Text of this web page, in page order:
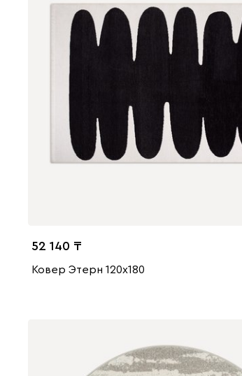
52 140
Ковер Этерн 120x180